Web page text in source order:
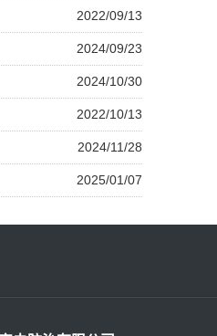
2022/09/13
2024/09/23
2024/10/30
2022/10/13
2024/11/28
2025/01/07